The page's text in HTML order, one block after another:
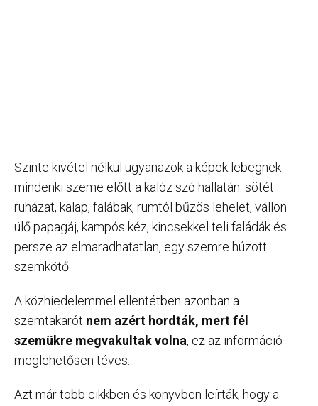
Szinte kivétel nélkül ugyanazok a képek lebegnek
mindenki szeme előtt a kalóz szó hallatán: sötét
ruházat, kalap, falábak, rumtól bűzös lehelet, vállon
ülő papagáj, kampós kéz, kincsekkel teli faládák és
persze az elmaradhatatlan, egy szemre húzott
szemkötő.
A közhiedelemmel ellentétben azonban a
szemtakarót nem azért hordták, mert fél
szemükre megvakultak volna, ez az információ
meglehetősen téves.
Azt már több cikkben és könyvben leírták, hogy a